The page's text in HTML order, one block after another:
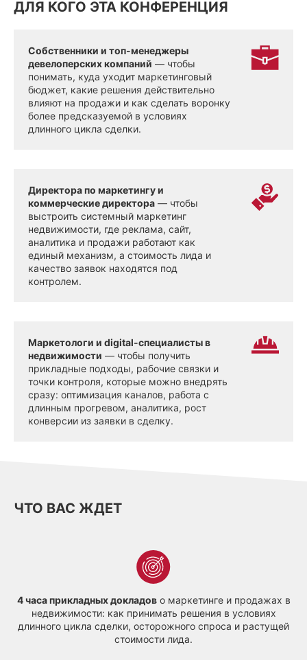
ДЛЯ КОГО ЭТА КОНФЕРЕНЦИЯ
Собственники и топ-менеджеры
девелоперских компаний — чтобы
понимать, куда уходит маркетинговый
бюджет, какие решения действительно
влияют на продажи и как сделать воронку
более предсказуемой в условиях
длинного цикла сделки.
Директора по маркетингу и
коммерческие директора — чтобы
выстроить системный маркетинг
недвижимости, где реклама, сайт,
аналитика и продажи работают как
единый механизм, а стоимость лида и
качество заявок находятся под
контролем.
Маркетологи и digital-специалисты в
недвижимости — чтобы получить
прикладные подходы, рабочие связки и
точки контроля, которые можно внедрять
сразу: оптимизация каналов, работа с
длинным прогревом, аналитика, рост
конверсии из заявки в сделку.
ЧТО ВАС ЖДЕТ
4 часа прикладных докладово маркетинге и продажах в
недвижимости: как принимать решения в условиях
длинного цикла сделки, осторожного спроса и растущей
стоимости лида.